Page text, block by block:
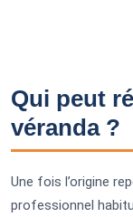
Qui peut
véranda ?
Une fois l’origine
professionnel